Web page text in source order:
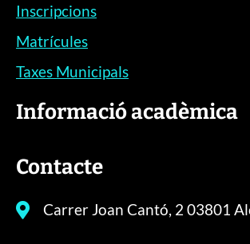
Inscripcions
Matrícules
Taxes Municipals
Informació acadèmica
Contacte
Carrer Joan Cantó, 2 03801